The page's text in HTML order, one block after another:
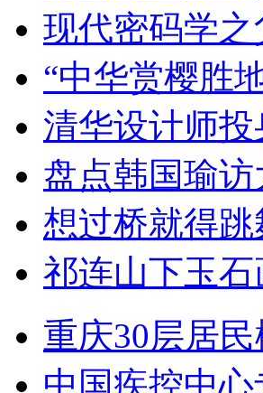
现代密码学
“中华赏樱胜
清华设计师
盘点韩国瑜
想过桥就得
祁连山下玉
重庆30层居
中国疾控中